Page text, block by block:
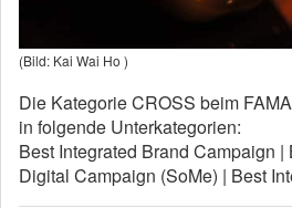
(Bild: Kai Wai Ho )
Die Kategorie CROSS beim
in folgende Unterkategorien:
Best Integrated Brand Campaign
Digital Campaign (SoMe) | Best